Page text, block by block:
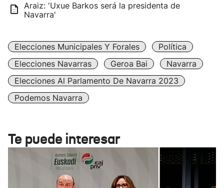
Araiz: 'Uxue Barkos será la presidenta de
Navarra'
Elecciones Municipales Y Forales
Política
Elecciones Navarras
Geroa Bai
Navarra
Elecciones Al Parlamento De Navarra 2023
Podemos Navarra
Te puede interesar